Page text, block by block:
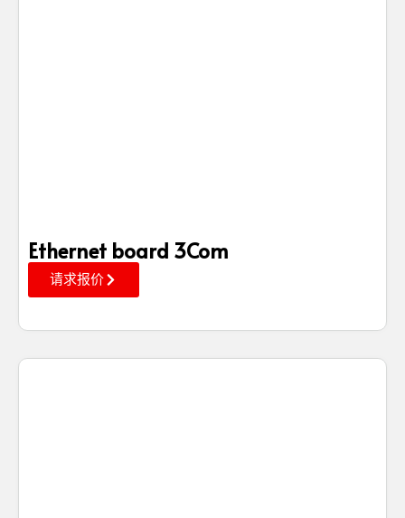
Ethernet board 3Com
请求报价